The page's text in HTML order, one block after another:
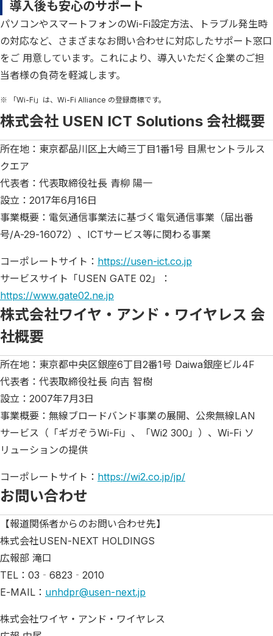
導入後も安心のサポート
パソコンやスマートフォンのWi-Fi設定方法、トラブル発生時
の対応など、さまざまなお問い合わせに対応したサポート窓口
をご 用意しています。これにより、導入いただく企業のご担
当者様の負荷を軽減します。
※ 「Wi-Fi」は、Wi-Fi Alliance の登録商標です。
株式会社 USEN ICT Solutions 会社概要
所在地：東京都品川区上大崎三丁目1番1号 目黒セントラルス
クエア
代表者：代表取締役社長 青柳 陽一
設立：2017年6月16日
事業概要：電気通信事業法に基づく電気通信事業（届出番
号/A-29-16072）、ICTサービス等に関わる事業
コーポレートサイト： https://usen-ict.co.jp
サービスサイト「USEN GATE 02」：
https://www.gate02.ne.jp
株式会社ワイヤ・アンド・ワイヤレス 会
社概要
所在地：東京都中央区銀座6丁目2番1号 Daiwa銀座ビル4F
代表者：代表取締役社長 向吉 智樹
設立：2007年7月3日
事業概要：無線ブロードバンド事業の展開、公衆無線LAN
サービス（「ギガぞうWi-Fi」、「Wi2 300」）、Wi-Fi ソ
リューションの提供
コーポレートサイト： https://wi2.co.jp/jp/
お問い合わせ
【報道関係者からのお問い合わせ先】
株式会社USEN-NEXT HOLDINGS
広報部 滝口
TEL：03‐6823‐2010
E-MAIL： unhdpr@usen-next.jp
株式会社ワイヤ・アンド・ワイヤレス